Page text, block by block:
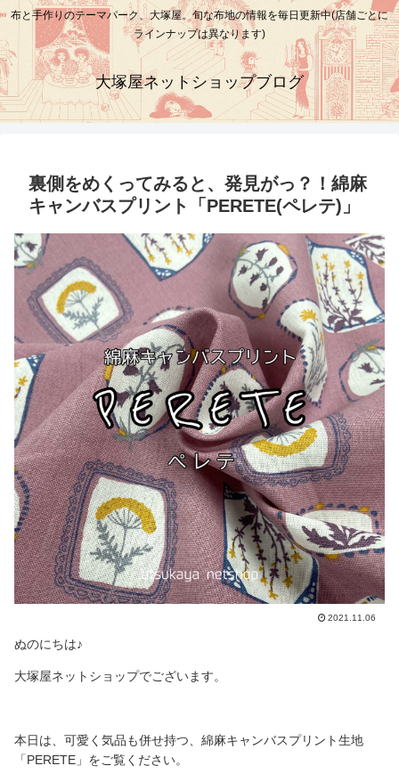
布と手作りのテーマパーク、大塚屋。旬な布地の情報を毎日更新中(店舗ごとに
ラインナップは異なります)
大塚屋ネットショップブログ
裏側をめくってみると、発見がっ？！綿麻
キャンバスプリント「PERETE(ペレテ)」
2021.11.06
ぬのにちは♪
大塚屋ネットショップでございます。
本日は、可愛く気品も併せ持つ、綿麻キャンバスプリント生地
「PERETE」をご覧ください。